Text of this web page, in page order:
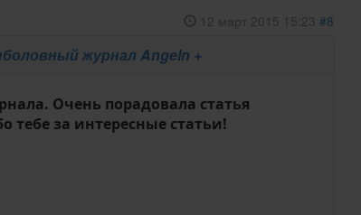
12 март 2015 15:23 #8
журнал Angeln +
Очень порадовала статья
тебе за интересные статьи!